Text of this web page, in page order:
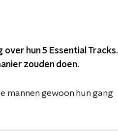
hun 5 Essential Tracks.
zouden doen.
mannen gewoon hun gang